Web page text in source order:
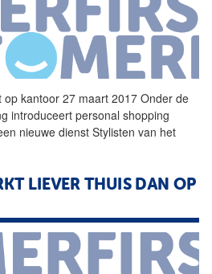
op kantoor 27 maart 2017 Onder de
introduceert personal shopping
nieuwe dienst Stylisten van het
LIEVER THUIS DAN OP